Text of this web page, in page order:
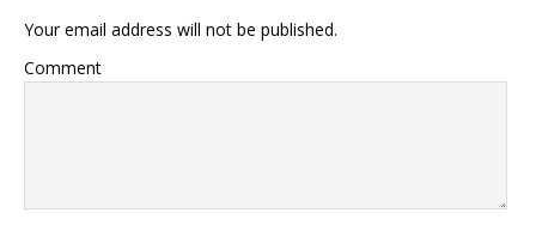
Your email address will not be published.
Comment